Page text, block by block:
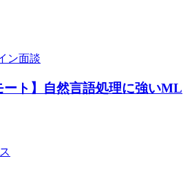
ン面談
ート】自然言語処理に強いML